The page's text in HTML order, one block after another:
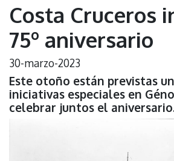
Costa Cruceros
75º aniversario
30-marzo-2023
Este otoño están previstas
iniciativas especiales en
celebrar juntos el